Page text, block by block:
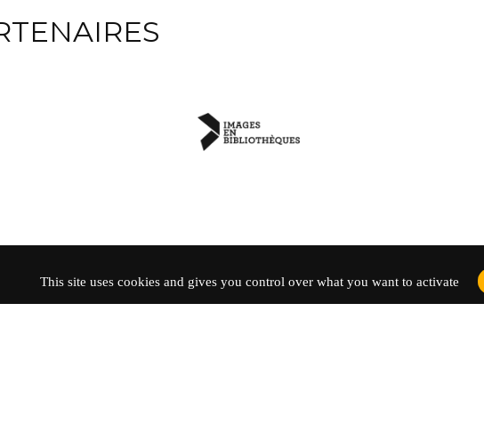
This site uses cookies and gives you control over what you want to activate